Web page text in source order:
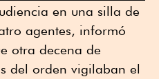
en una silla de
agentes, informó
otra decena de
del orden vigilaban el